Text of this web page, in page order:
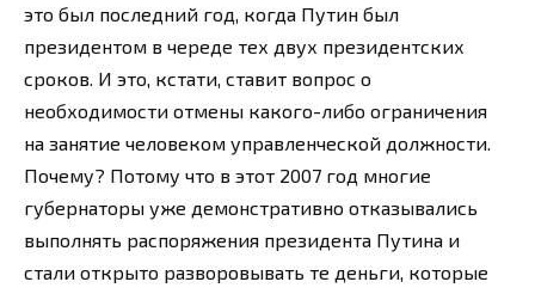
это был последний год, когда Путин был
президентом в череде тех двух президентских
сроков. И это, кстати, ставит вопрос о
необходимости отмены какого-либо ограничения
на занятие человеком управленческой должности.
Почему? Потому что в этот 2007 год многие
губернаторы уже демонстративно отказывались
выполнять распоряжения президента Путина и
стали открыто разворовывать те деньги, которые